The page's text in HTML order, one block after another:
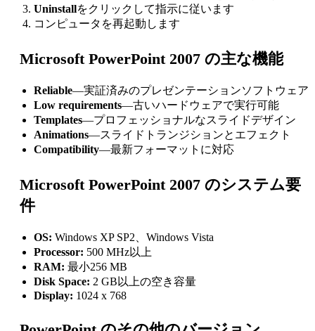
Uninstallをクリックして指示に従います
コンピュータを再起動します
Microsoft PowerPoint 2007 の主な機能
Reliable—実証済みのプレゼンテーションソフトウェア
Low requirements—古いハードウェアで実行可能
Templates—プロフェッショナルなスライドデザイン
Animations—スライドトランジションとエフェクト
Compatibility—最新フォーマットに対応
Microsoft PowerPoint 2007 のシステム要
件
OS: Windows XP SP2、Windows Vista
Processor: 500 MHz以上
RAM: 最小256 MB
Disk Space: 2 GB以上の空き容量
Display: 1024 x 768